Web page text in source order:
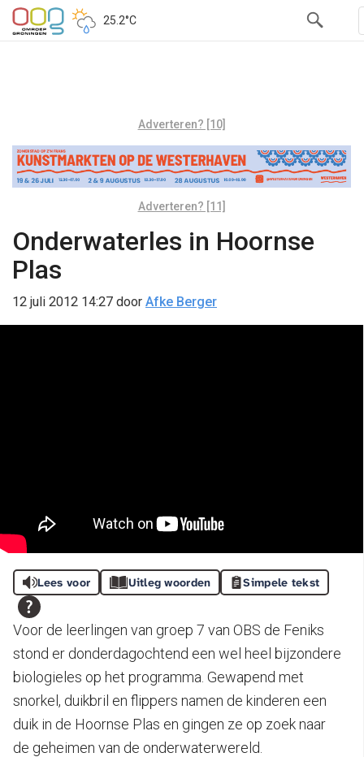
25.2°C
Adverteren? [10]
Adverteren? [11]
Onderwaterles in Hoornse
Plas
12 juli 2012 14:27 door Afke Berger
Lees voor Uitleg woorden Simpele tekst
Voor de leerlingen van groep 7 van OBS de Feniks
stond er donderdagochtend een wel heel bijzondere
biologieles op het programma. Gewapend met
snorkel, duikbril en flippers namen de kinderen een
duik in de Hoornse Plas en gingen ze op zoek naar
de geheimen van de onderwaterwereld.